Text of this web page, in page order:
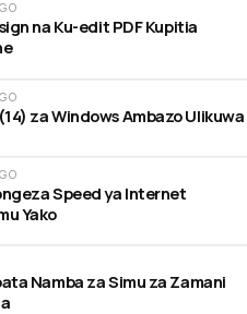
na Ku-edit PDF Kupitia
za Windows Ambazo Ulikuwa
Speed ya Internet
Yako
Namba za Simu za Zamani